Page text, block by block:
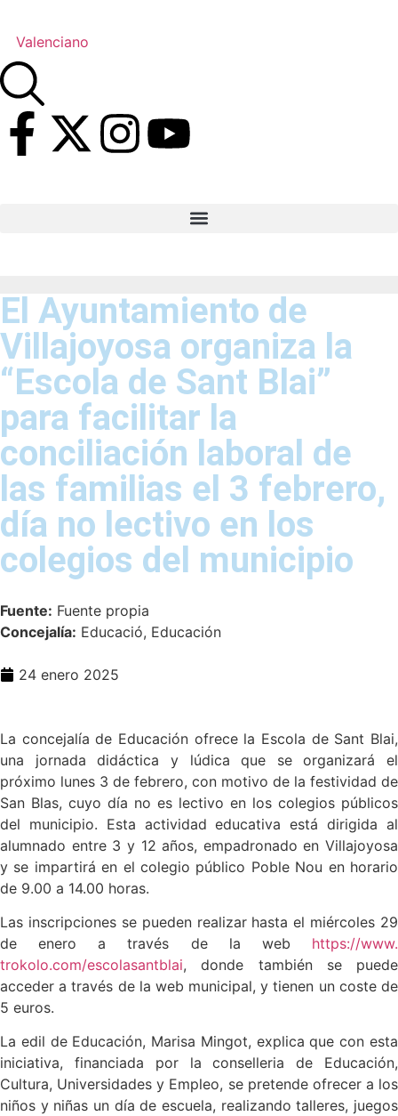
Valenciano
El Ayuntamiento de
Villajoyosa organiza la
“Escola de Sant Blai”
para facilitar la
conciliación laboral de
las familias el 3 febrero,
día no lectivo en los
colegios del municipio
Fuente: Fuente propia
Concejalía: Educació, Educación
24 enero 2025
La concejalía de Educación ofrece la Escola de Sant Blai,
una jornada didáctica y lúdica que se organizará el
próximo lunes 3 de febrero, con motivo de la festividad de
San Blas, cuyo día no es lectivo en los colegios públicos
del municipio. Esta actividad educativa está dirigida al
alumnado entre 3 y 12 años, empadronado en Villajoyosa
y se impartirá en el colegio público Poble Nou en horario
de 9.00 a 14.00 horas.
Las inscripciones se pueden realizar hasta el miércoles 29
de enero a través de la web https://www.
trokolo.com/escolasantblai, donde también se puede
acceder a través de la web municipal, y tienen un coste de
5 euros.
La edil de Educación, Marisa Mingot, explica que con esta
iniciativa, financiada por la conselleria de Educación,
Cultura, Universidades y Empleo, se pretende ofrecer a los
niños y niñas un día de escuela, realizando talleres, juegos